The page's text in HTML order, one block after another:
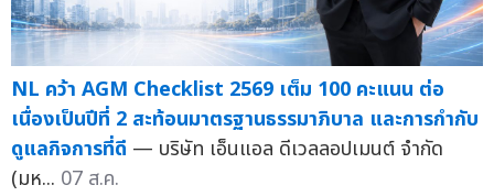
NL คว้า AGM Checklist 2569 เต็ม 100 คะแนน ต่อ
เนื่องเป็นปีที่ 2 สะท้อนมาตรฐานธรรมาภิบาล และการกำกับ
ดูแลกิจการที่ดี — บริษัท เอ็นแอล ดีเวลลอปเมนต์ จำกัด
(มห... 07 ส.ค.